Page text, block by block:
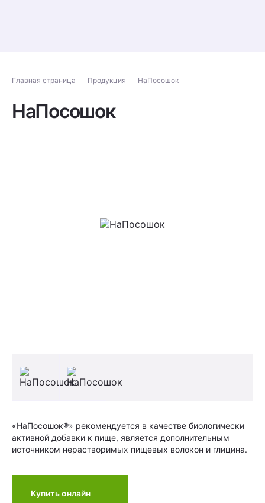
Главная страница Продукция НаПосошок
НаПосошок
«НаПосошок®» рекомендуется в качестве биологически
активной добавки к пище, является дополнительным
источником нерастворимых пищевых волокон и глицина.
Купить онлайн